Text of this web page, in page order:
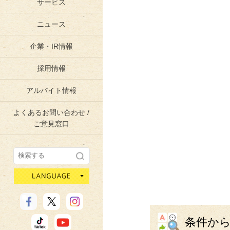
サービス
ニュース
企業・IR情報
採用情報
アルバイト情報
よくあるお問い合わせ /
ご意見窓口
条件か